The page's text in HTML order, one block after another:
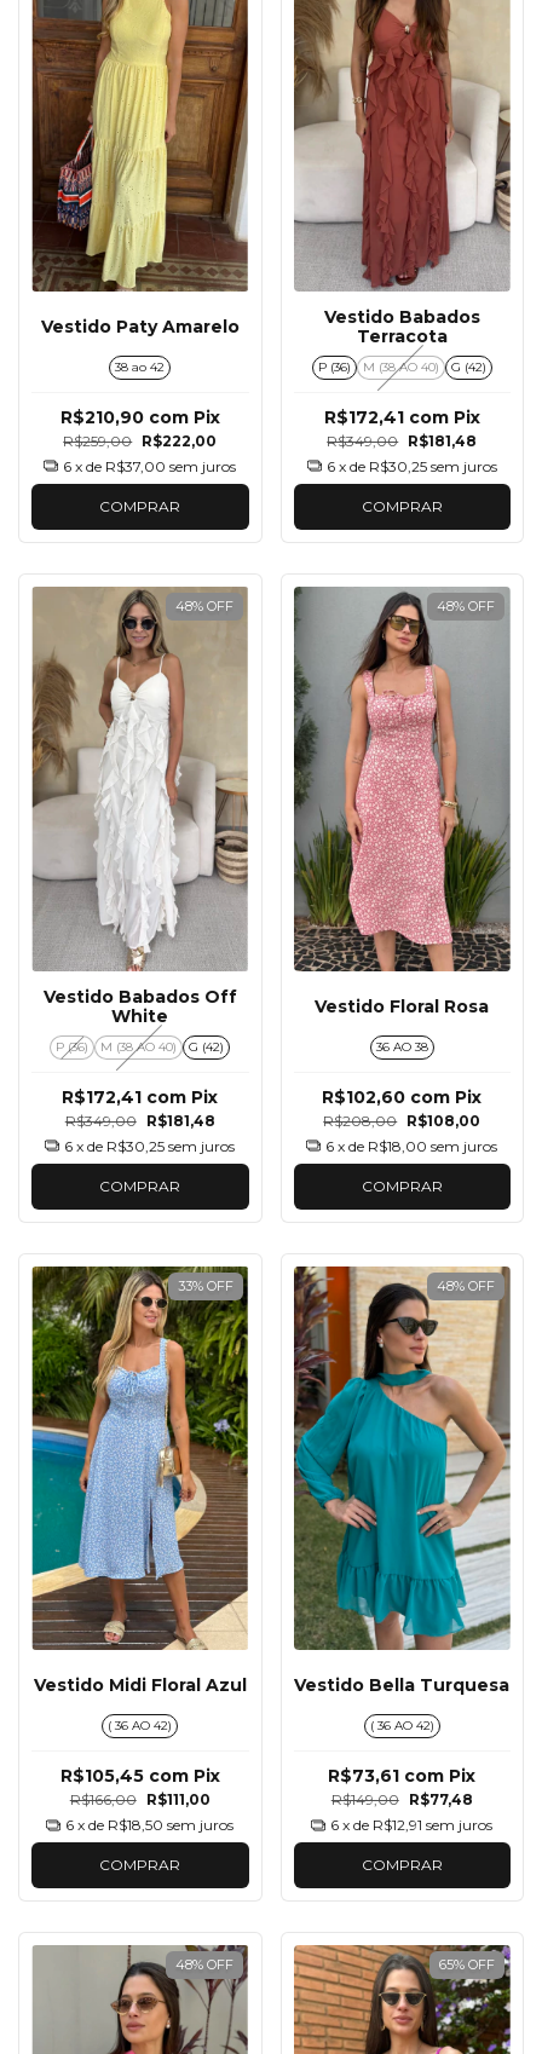
Vestido Paty Amarelo
38 ao 42
R$259,00 R$222,00
R$210,90 com Pix
6 x de R$37,00 sem juros
COMPRAR
Vestido Babados
Terracota
P (36) M (38 AO 40) G (42)
R$349,00 R$181,48
R$172,41 com Pix
6 x de R$30,25 sem juros
COMPRAR
48% OFF
Vestido Babados Off
White
P (36) M (38 AO 40) G (42)
R$349,00 R$181,48
R$172,41 com Pix
6 x de R$30,25 sem juros
COMPRAR
48% OFF
Vestido Floral Rosa
36 AO 38
R$208,00 R$108,00
R$102,60 com Pix
6 x de R$18,00 sem juros
COMPRAR
33% OFF
Vestido Midi Floral Azul
( 36 AO 42)
R$166,00 R$111,00
R$105,45 com Pix
6 x de R$18,50 sem juros
COMPRAR
48% OFF
Vestido Bella Turquesa
( 36 AO 42)
R$149,00 R$77,48
R$73,61 com Pix
6 x de R$12,91 sem juros
COMPRAR
48% OFF 65% OFF